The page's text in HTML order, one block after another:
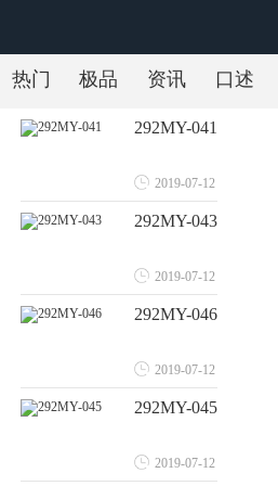
热门 极品 资讯 口述
292MY-041
2019-07-12
292MY-043
2019-07-12
292MY-046
2019-07-12
292MY-045
2019-07-12